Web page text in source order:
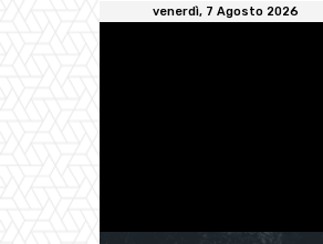
venerdì, 7 Agosto 2026